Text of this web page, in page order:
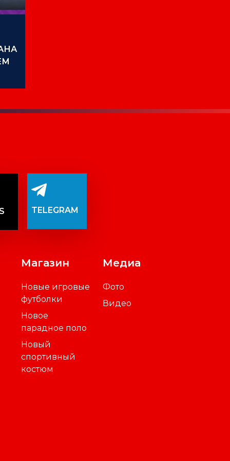
TELEGRAM
Магазин
Новые игровые
футболки
Новое
парадное поло
Новый
спортивный
костюм
Медиа
Фото
Видео